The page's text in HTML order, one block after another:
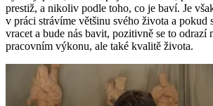
prestiž, a nikoliv podle toho, co je baví. Je
v práci strávíme většinu svého života a pokud
vracet a bude nás bavit, pozitivně se to odrazí
pracovním výkonu, ale také kvalitě života.